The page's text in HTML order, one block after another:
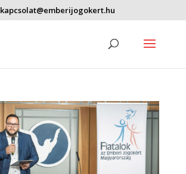
kapcsolat@emberijogokert.hu